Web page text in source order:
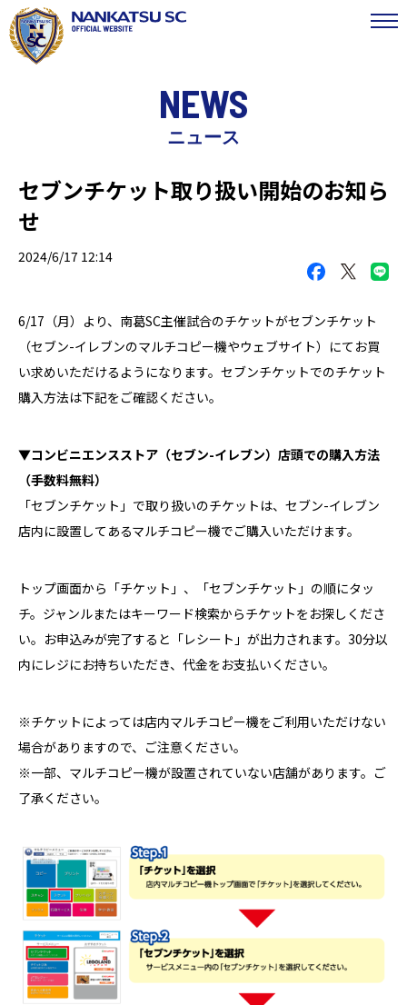
NEWS
ニュース
セブンチケット取り扱い開始のお知ら
せ
2024/6/17 12:14
6/17（月）より、南葛SC主催試合のチケットがセブンチケット
（セブン-イレブンのマルチコピー機やウェブサイト）にてお買
い求めいただけるようになります。セブンチケットでのチケット
購入方法は下記をご確認ください。
▼コンビニエンスストア（セブン-イレブン）店頭での購入方法
（手数料無料）
「セブンチケット」で取り扱いのチケットは、セブン-イレブン
店内に設置してあるマルチコピー機でご購入いただけます。
トップ画面から「チケット」、「セブンチケット」の順にタッ
チ。ジャンルまたはキーワード検索からチケットをお探しくださ
い。お申込みが完了すると「レシート」が出力されます。30分以
内にレジにお持ちいただき、代金をお支払いください。
※チケットによっては店内マルチコピー機をご利用いただけない
場合がありますので、ご注意ください。
※一部、マルチコピー機が設置されていない店舗があります。ご
了承ください。